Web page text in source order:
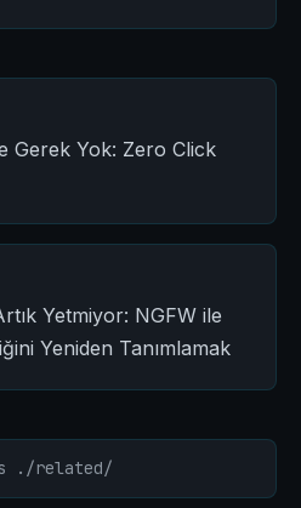
Gerek Yok: Zero Click
Yetmiyor: NGFW ile
Yeniden Tanımlamak
./related/